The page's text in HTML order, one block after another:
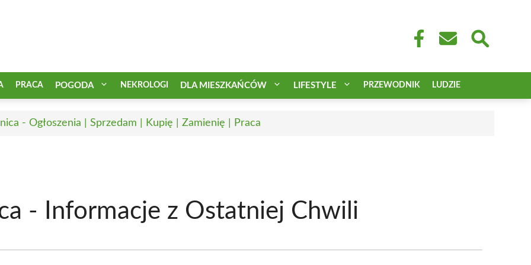
PRACA POGODA NEKROLOGI DLA MIESZKAŃCÓW LIFESTYLE PRZEWODNIK LUDZIE
- Ogłoszenia | Sprzedam | Kupię | Zamienię | Praca
- Informacje z Ostatniej Chwili